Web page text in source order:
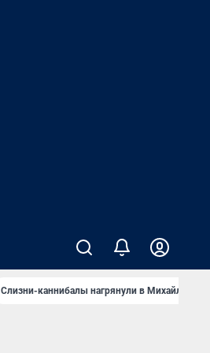
Слизни-каннибалы нагрянули в Михайлов